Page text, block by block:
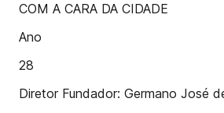
COM A CARA DA CIDADE
Ano
28
Diretor Fundador: Germano José